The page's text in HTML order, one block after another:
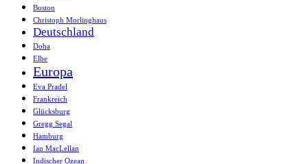
Boston
Christoph Morlinghaus
Deutschland
Doha
Elbe
Europa
Eva Pradel
Frankreich
Glücksburg
Gregg Segal
Hamburg
Ian MacLellan
Indischer Ozean